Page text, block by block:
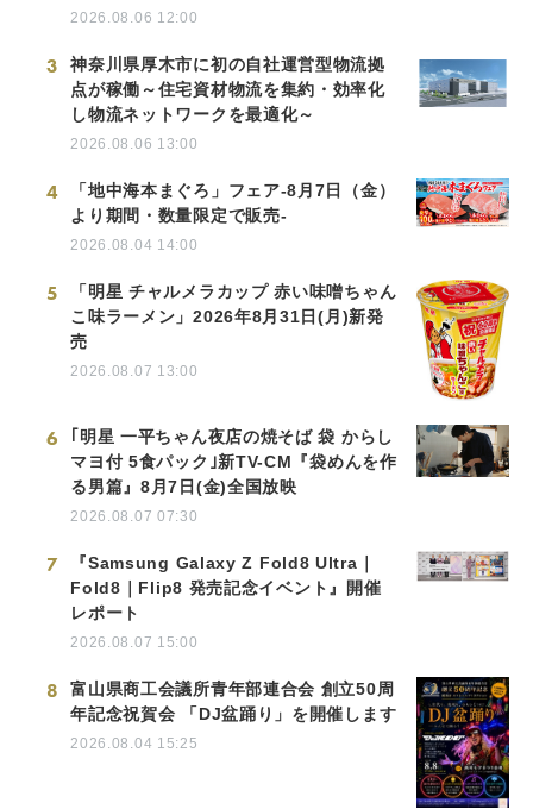
2026.08.06 12:00
3
神奈川県厚木市に初の自社運営型物流拠
点が稼働～住宅資材物流を集約・効率化
し物流ネットワークを最適化～
2026.08.06 13:00
4
「地中海本まぐろ」フェア-8月7日（金）
より期間・数量限定で販売-
2026.08.04 14:00
5
「明星 チャルメラカップ 赤い味噌ちゃん
こ味ラーメン」2026年8月31日(月)新発
売
2026.08.07 13:00
6
｢明星 一平ちゃん夜店の焼そば 袋 からし
マヨ付 5食パック｣新TV-CM『袋めんを作
る男篇』8月7日(金)全国放映
2026.08.07 07:30
7
『Samsung Galaxy Z Fold8 Ultra｜
Fold8｜Flip8 発売記念イベント』開催
レポート
2026.08.07 15:00
8
富山県商工会議所青年部連合会 創立50周
年記念祝賀会 「DJ盆踊り」を開催します
2026.08.04 15:25